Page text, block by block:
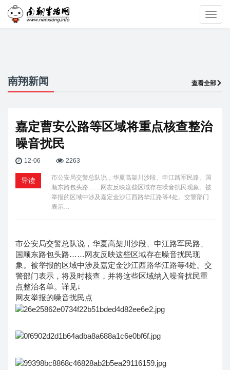
南翔新闻 查看全部
嘉定曹安公路等区域将重点核查整治
噪音扰民
12-06 2263
导读
市公安局交警总队说，华夏高架川沙段、申江路军民路、国
顺东路包头路……网友反映这些区域存在噪音扰民现象。被
举报的区域中涉及嘉定金沙江西路华江路等4处。交警部门
表示…
市公安局交警总队说，华夏高架川沙段、申江路军民路、
国顺东路包头路……网友反映这些区域存在噪音扰民现
象。被举报的区域中涉及嘉定金沙江西路华江路等4处。交
警部门表示，将及时核查，并将这些区域纳入噪音扰民重
点整治名单。详见↓
网友举报的噪音扰民点